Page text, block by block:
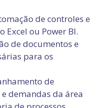
de controles e
ou Power BI.
de documentos e
para os
de
demandas da área